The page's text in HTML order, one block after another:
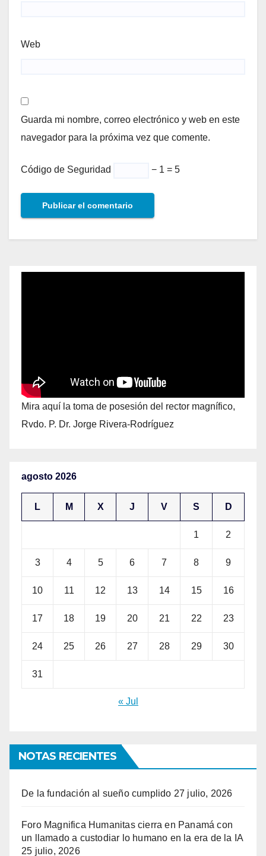
Web
Guarda mi nombre, correo electrónico y web en este
navegador para la próxima vez que comente.
Código de Seguridad − 1 = 5
Mira aquí la toma de posesión del rector magnífico,
Rvdo. P. Dr. Jorge Rivera-Rodríguez
agosto 2026
L M X J V S D
1 2
3 4 5 6 7 8 9
10 11 12 13 14 15 16
17 18 19 20 21 22 23
24 25 26 27 28 29 30
31
« Jul
NOTAS RECIENTES
De la fundación al sueño cumplido 27 julio, 2026
Foro Magnifica Humanitas cierra en Panamá con
un llamado a custodiar lo humano en la era de la IA
25 julio, 2026